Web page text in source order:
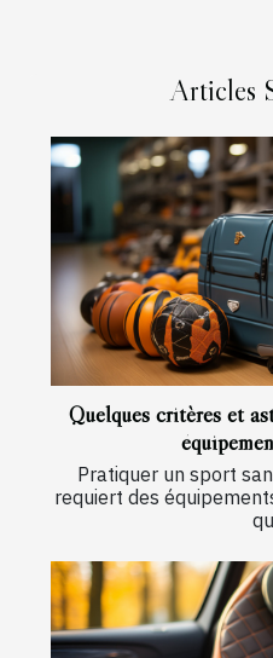
Articles
Quelques critères et
Pratiquer un sport
requiert des